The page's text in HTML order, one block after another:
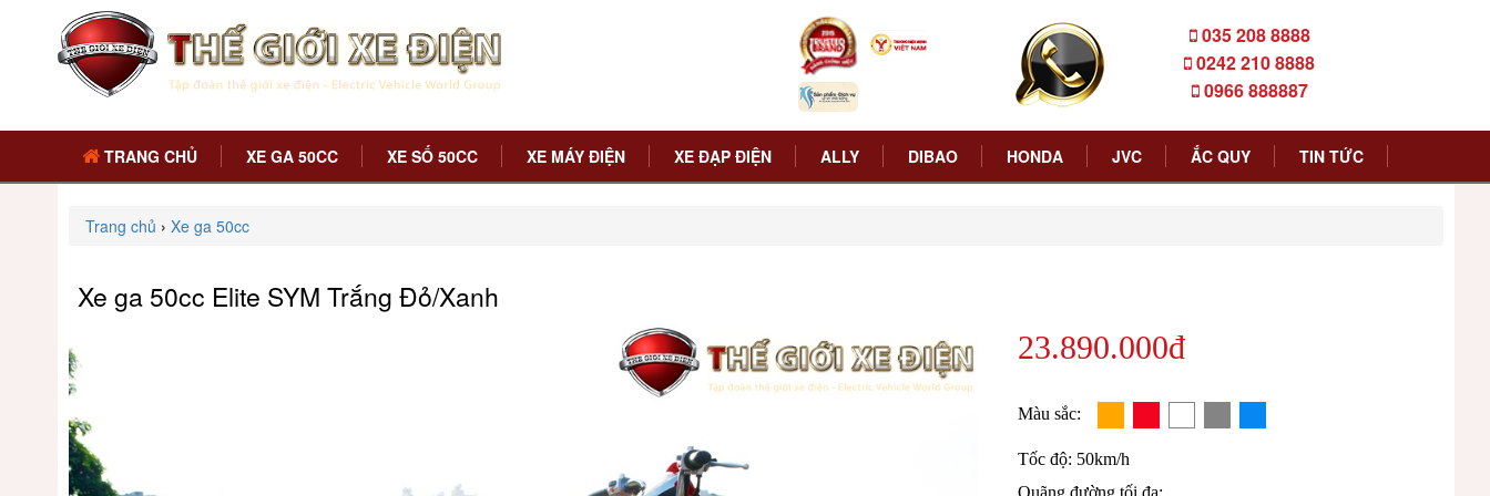
035 208 8888
0242 210 8888
0966 888887
TRANG CHỦ XE GA 50CC XE SỐ 50CC XE MÁY ĐIỆN XE ĐẠP ĐIỆN ALLY DIBAO HONDA JVC ẮC QUY TIN TỨC
Trang chủ › Xe ga 50cc
Xe ga 50cc Elite SYM Trắng Đỏ/Xanh
23.890.000đ
Màu sắc:
Tốc độ: 50km/h
Quãng đường tối đa: